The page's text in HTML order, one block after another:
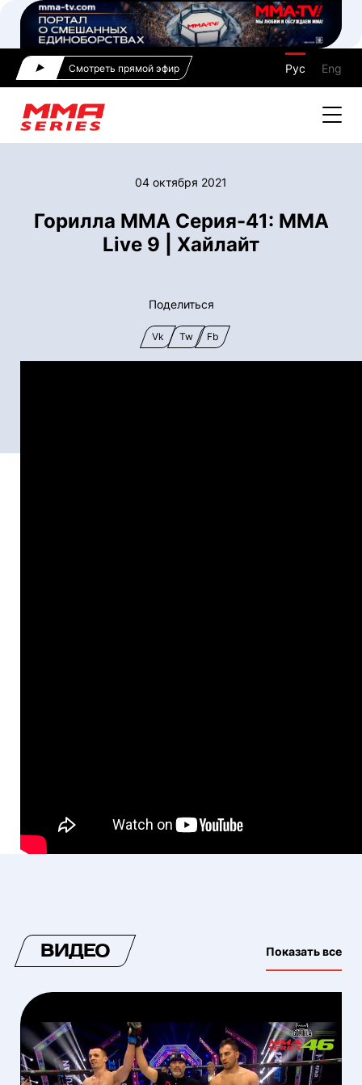
Смотреть прямой эфир Рус Eng
04 октября 2021
Горилла ММА Серия-41: MMA
Live 9 | Хайлайт
Поделиться
Vk Tw Fb
ВИДЕО Показать все